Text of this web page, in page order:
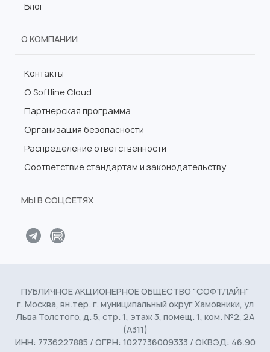
Блог
О КОМПАНИИ
Контакты
О Softline Cloud
Партнерская программа
Организация безопасности
Распределение ответственности
Соответствие стандартам и законодательству
МЫ В СОЦСЕТЯХ
ПУБЛИЧНОЕ АКЦИОНЕРНОЕ ОБЩЕСТВО "СОФТЛАЙН"
г. Москва, вн.тер. г. муниципальный округ Хамовники, ул
Льва Толстого, д. 5, стр. 1, этаж 3, помещ. 1, ком. №2, 2А
(А311)
ИНН: 7736227885 / ОГРН: 1027736009333 / ОКВЭД: 46.90